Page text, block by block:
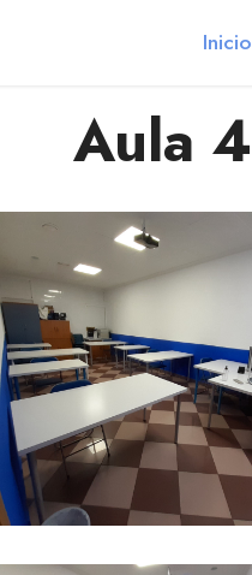
Inicio
Aula 4